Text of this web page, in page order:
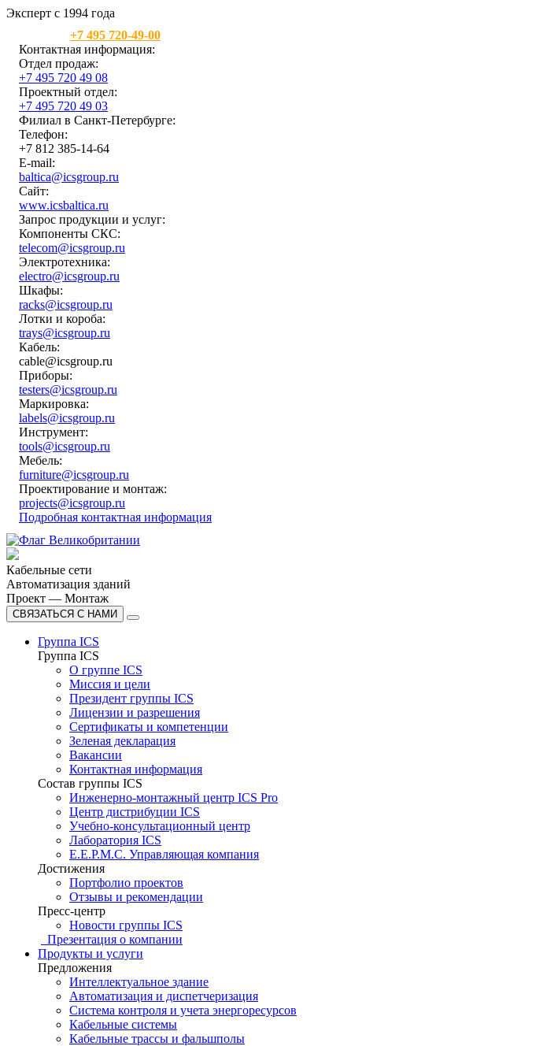
Эксперт с 1994 года
+7 495 720-49-00
Контактная информация:
Отдел продаж:
+7 495 720 49 08
Проектный отдел:
+7 495 720 49 03
Филиал в Санкт-Петербурге:
Телефон:
+7 812 385-14-64
E-mail:
baltica@icsgroup.ru
Сайт:
www.icsbaltica.ru
Запрос продукции и услуг:
Компоненты СКС:
telecom@icsgroup.ru
Электротехника:
electro@icsgroup.ru
Шкафы:
racks@icsgroup.ru
Лотки и короба:
trays@icsgroup.ru
Кабель:
cable@icsgroup.ru
Приборы:
testers@icsgroup.ru
Маркировка:
labels@icsgroup.ru
Инструмент:
tools@icsgroup.ru
Мебель:
furniture@icsgroup.ru
Проектирование и монтаж:
projects@icsgroup.ru
Подробная контактная информация
Кабельные сети
Автоматизация зданий
Проект — Монтаж
СВЯЗАТЬСЯ С НАМИ
Группа ICS
Группа ICS
О группе ICS
Миссия и цели
Президент группы ICS
Лицензии и разрешения
Сертификаты и компетенции
Зеленая декларация
Вакансии
Контактная информация
Состав группы ICS
Инженерно-монтажный центр ICS Pro
Центр дистрибуции ICS
Учебно-консультационный центр
Лаборатория ICS
E.E.P.M.C. Управляющая компания
Достижения
Портфолио проектов
Отзывы и рекомендации
Пресс-центр
Новости группы ICS
Презентация о компании
Продукты и услуги
Предложения
Интеллектуальное здание
Автоматизация и диспетчеризация
Система контроля и учета энергоресурсов
Кабельные системы
Кабельные трассы и фальшполы